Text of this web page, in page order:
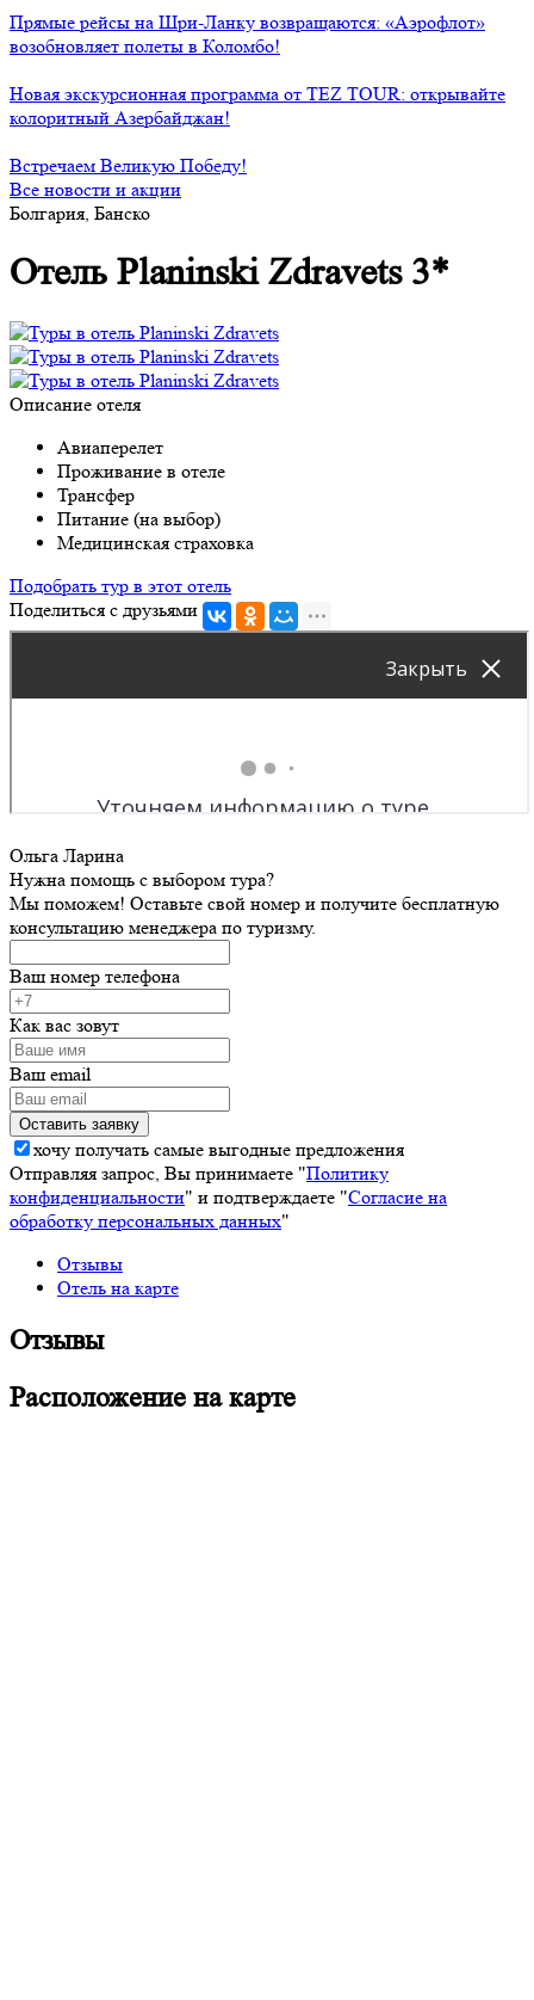
Прямые рейсы на Шри-Ланку возвращаются: «Аэрофлот»
возобновляет полеты в Коломбо!
Новая экскурсионная программа от TEZ TOUR: открывайте
колоритный Азербайджан!
Встречаем Великую Победу!
Все новости и акции
Болгария, Банско
Отель Planinski Zdravets 3*
Описание отеля
Авиаперелет
Проживание в отеле
Трансфер
Питание (на выбор)
Медицинская страховка
Подобрать тур в этот отель
Поделиться с друзьями
Ольга Ларина
Нужна помощь с выбором тура?
Мы поможем! Оставьте свой номер и получите бесплатную
консультацию менеджера по туризму.
Ваш номер телефона
Как вас зовут
Ваш email
хочу получать самые выгодные предложения
Отправляя запрос, Вы принимаете "Политику
конфиденциальности" и подтверждаете "Согласие на
обработку персональных данных"
Отзывы
Отель на карте
Отзывы
Расположение на карте